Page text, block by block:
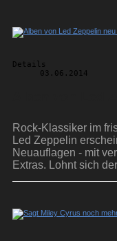
Details
03.06.2014
Rock-Klassiker im
Led Zeppelin
Neuauflagen - mit
Extras. Lohnt sich